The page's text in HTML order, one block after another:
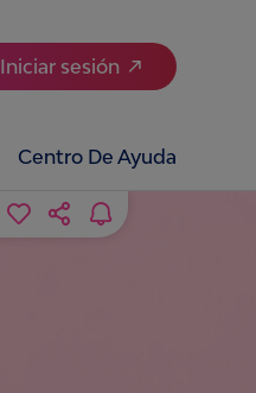
Iniciar sesión
Centro De Ayuda